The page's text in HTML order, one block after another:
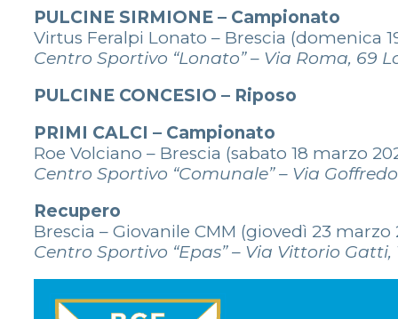
PULCINE SIRMIONE – Campionato
Virtus Feralpi Lonato – Brescia (domenica
Centro Sportivo “Lonato” – Via Roma, 69
PULCINE CONCESIO – Riposo
PRIMI CALCI – Campionato
Roe Volciano – Brescia (sabato 18 marzo
Centro Sportivo “Comunale” – Via
Recupero
Brescia – Giovanile CMM (giovedì 23 marzo
Centro Sportivo “Epas” – Via Vittorio Gatti,